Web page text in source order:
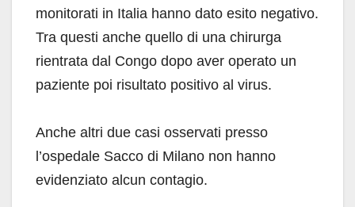
monitorati in Italia hanno dato esito negativo.
Tra questi anche quello di una chirurga
rientrata dal Congo dopo aver operato un
paziente poi risultato positivo al virus.
Anche altri due casi osservati presso
l’ospedale Sacco di Milano non hanno
evidenziato alcun contagio.